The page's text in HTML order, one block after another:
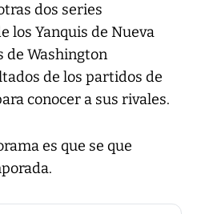
dos series
los Yanquis de Nueva
de Washington
de los partidos de
conocer a sus rivales.
es que se que